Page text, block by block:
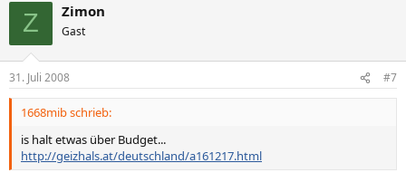
Z Zimon
Gast
31. Juli 2008 #7
1668mib schrieb:
is halt etwas über Budget...
http://geizhals.at/deutschland/a161217.html